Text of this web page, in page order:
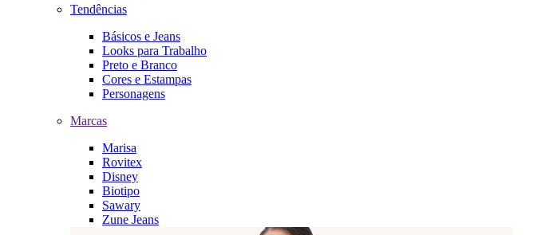
Tendências
Básicos e Jeans
Looks para Trabalho
Preto e Branco
Cores e Estampas
Personagens
Marcas
Marisa
Rovitex
Disney
Biotipo
Sawary
Zune Jeans